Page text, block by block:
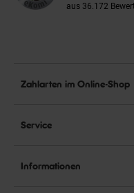
aus 36.172
Zahlarten im Online-Shop
Service
Informationen